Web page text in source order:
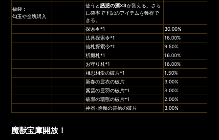
福袋：
勾玉や金塊購入
使うと誘惑の酒×3が貰える。さら
に確率で下記のアイテムを獲得で
きる。
探索令*1
30.00%
法具探索令*1
16.00%
仙札探索令*1
9.50%
祈願札*1
16.00%​​​​​​​
お守り札*1
16.00%
相思相愛の破片*1
1.50%
新春の霊衣の破片
3.00%
紫雲の霊羽の破片*1
3.00%
破邪の瑞獣の破片*1
2.00%
神器-除魔の霊槍の破片
3.00%
魔獣宝庫開放！